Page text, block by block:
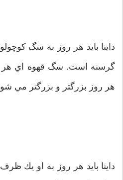
داينا بايد هر روز به سگ
گرسنه است. سگ قهوه اي هر
هر روز بزرگتر و بزرگتر مي
داينا بايد هر روز به او يك